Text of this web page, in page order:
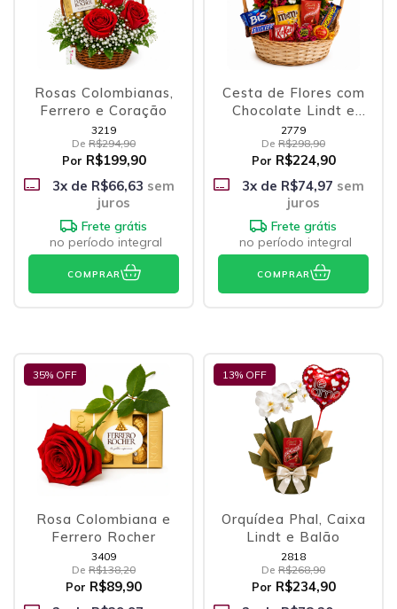
Rosas Colombianas,
Ferrero e Coração
3219
De R$294,90
Por R$199,90
3x de R$66,63 sem
juros
Frete grátis
no período integral
COMPRAR
Cesta de Flores com
Chocolate Lindt e
Outras Delícias
2779
De R$298,90
Por R$224,90
3x de R$74,97 sem
juros
Frete grátis
no período integral
COMPRAR
35% OFF
Rosa Colombiana e
Ferrero Rocher
3409
De R$138,20
Por R$89,90
13% OFF
Orquídea Phal, Caixa
Lindt e Balão
2818
De R$268,90
Por R$234,90